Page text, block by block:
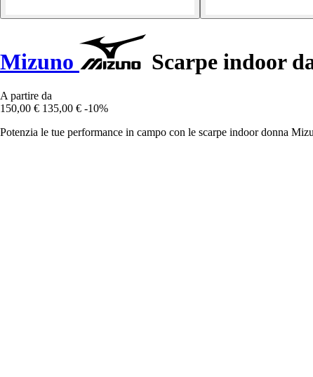
Mizuno Scarpe indoor
A partire da
150,00 € 135,00 € -10%
Potenzia le tue performance in campo con le scarpe indoor donna